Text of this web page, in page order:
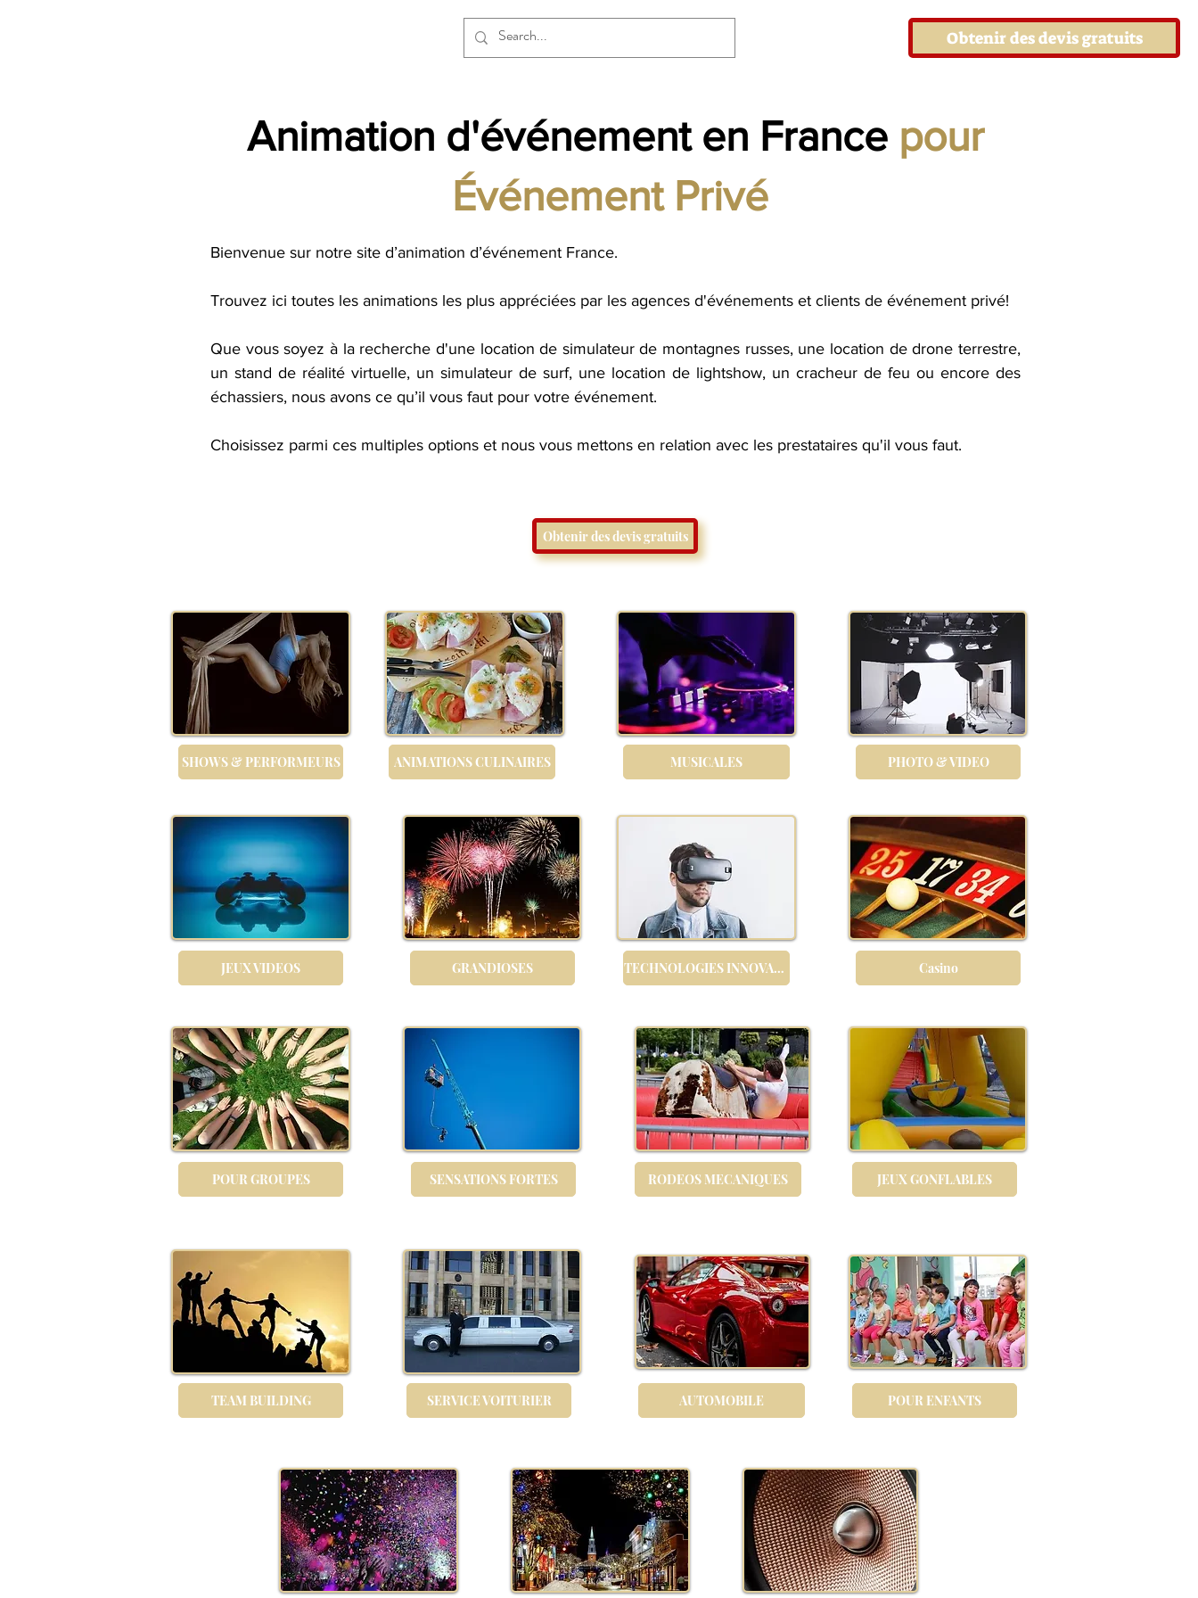
Obtenir des devis gratuits
Animation d'événement en France pour
Événement Privé
Bienvenue sur notre site d’animation d’événement France.
Trouvez ici toutes les animations les plus appréciées par les agences d'événements et clients de événement privé!
Que vous soyez à la recherche d'une location de simulateur de montagnes russes, une location de drone terrestre,
un stand de réalité virtuelle, un simulateur de surf, une location de lightshow, un cracheur de feu ou encore des
échassiers, nous avons ce qu’il vous faut pour votre événement.
​Choisissez parmi ces multiples options et nous vous mettons en relation avec les prestataires qu'il vous faut.
Obtenir des devis gratuits
SHOWS & PERFORMEURS
JEUX VIDEOS
POUR GROUPES
ANIMATIONS CULINAIRES
GRANDIOSES
SENSATIONS FORTES
MUSICALES
TECHNOLOGIES INNOVANTES
RODEOS MECANIQUES
PHOTO & VIDEO
Casino
JEUX GONFLABLES
TEAM BUILDING SERVICE VOITURIER AUTOMOBILE POUR ENFANTS